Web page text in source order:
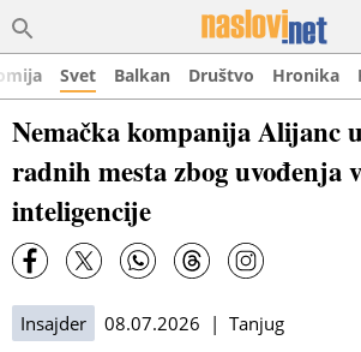
Svet Balkan Društvo Hronika
Nemačka kompanija Alijanc
radnih mesta zbog uvođenja
inteligencije
Insajder 08.07.2026 | Tanjug